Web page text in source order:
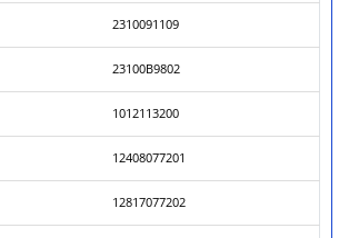
2310091109
23100B9802
1012113200
12408077201
12817077202